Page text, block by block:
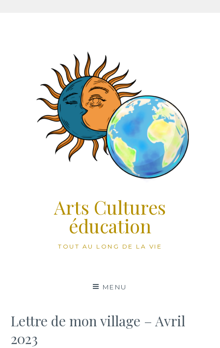
Arts Cultures
éducation
TOUT AU LONG DE LA VIE
MENU
Lettre de mon village – Avril
2023